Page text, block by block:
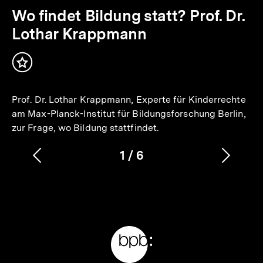
Min.
Wo findet Bildung statt? Prof. Dr.
Lothar Krappmann
Inhalt
Prof. Dr. Lothar Krappmann, Experte für Kinderrechte
am Max-Planck-Institut für Bildungsforschung Berlin,
zur Frage, wo Bildung stattfindet.
Karussellinhalt
1
von
/ 6
Vorherigen